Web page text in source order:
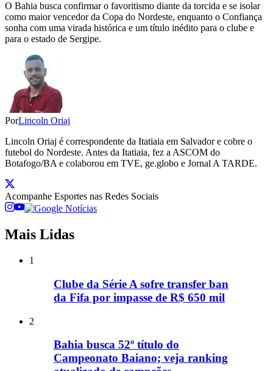
O Bahia busca confirmar o favoritismo diante da torcida e se isolar
como maior vencedor da Copa do Nordeste, enquanto o Confiança
sonha com uma virada histórica e um título inédito para o clube e
para o estado de Sergipe.
PorLincoln Oriaj
Lincoln Oriaj é correspondente da Itatiaia em Salvador e cobre o
futebol do Nordeste. Antes da Itatiaia, fez a ASCOM do
Botafogo/BA e colaborou em TVE, ge.globo e Jornal A TARDE.
Acompanhe Esportes nas Redes Sociais
Mais Lidas
1
Clube da Série A sofre transfer ban
da Fifa por impasse de R$ 650 mil
2
Bahia busca 52º título do
Campeonato Baiano; veja ranking